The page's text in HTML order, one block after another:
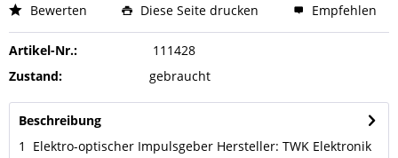
Bewerten Diese Seite drucken Empfehlen
Artikel-Nr.:
111428
Zustand:
gebraucht
Beschreibung
1 Elektro-optischer Impulsgeber Hersteller: TWK Elektronik